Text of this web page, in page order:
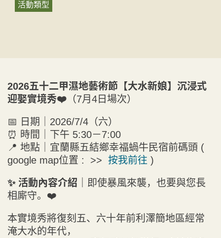
活動類型
2026五十二甲濕地藝術節【大水新娘】沉浸式
迎娶實境秀❤️ （7月4日場次）
📅 日期｜2026/7/4（六）
⏰ 時間｜下午 5:30－7:00
📍 地點｜宜蘭縣五結鄉幸福蝸牛民宿前碼頭 (
google map位置 : >> 按我前往 )
✨ 活動內容介紹｜
即使暴風來襲，也要與您長
相廝守。❤️
本實境秀將復刻五、六十年前利澤簡地區經常
淹大水的年代，